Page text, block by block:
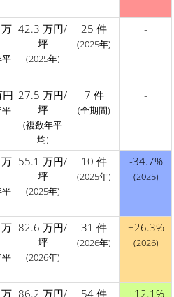
平
42.3 万円/
坪
(2025年)
25 件
(2025年)
-
平
27.5 万円/
坪
(複数年平
均)
7 件
(全期間)
-
平
55.1 万円/
坪
(2025年)
10 件
(2025年)
-34.7%
(2025)
平
82.6 万円/
坪
(2026年)
31 件
(2026年)
+26.3%
(2026)
86.2 万円/
54 件 +12.1%